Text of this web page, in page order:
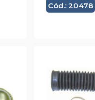
Cód.: 20478